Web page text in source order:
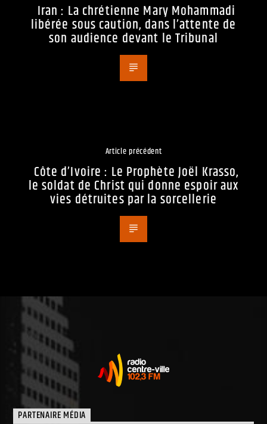
Iran : La chrétienne Mary Mohammadi
libérée sous caution, dans l’attente de
son audience devant le Tribunal
Article précédent
Côte d’Ivoire : Le Prophète Joël Krasso,
le soldat de Christ qui donne espoir aux
vies détruites par la sorcellerie
PARTENAIRE MÉDIA